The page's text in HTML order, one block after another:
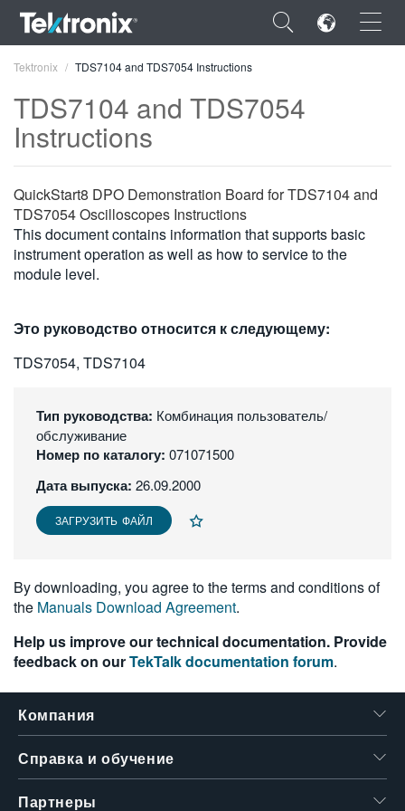
×
FRANÇAIS
DEUTSCH
VIỆT NAM
繁體中文
Tektronix TDS7104 and TDS7054 Instructions
TDS7104 and TDS7054
Instructions
QuickStart8 DPO Demonstration Board for TDS7104 and
TDS7054 Oscilloscopes Instructions
This document contains information that supports basic
instrument operation as well as how to service to the
module level.
Это руководство относится к следующему:
TDS7054, TDS7104
Тип руководства: Комбинация пользователь/
обслуживание
Номер по каталогу: 071071500
Дата выпуска: 26.09.2000
ЗАГРУЗИТЬ ФАЙЛ
By downloading, you agree to the terms and conditions of
the Manuals Download Agreement.
Help us improve our technical documentation. Provide
feedback on ourTekTalk documentation forum.
Компания
Справка и обучение
Партнеры